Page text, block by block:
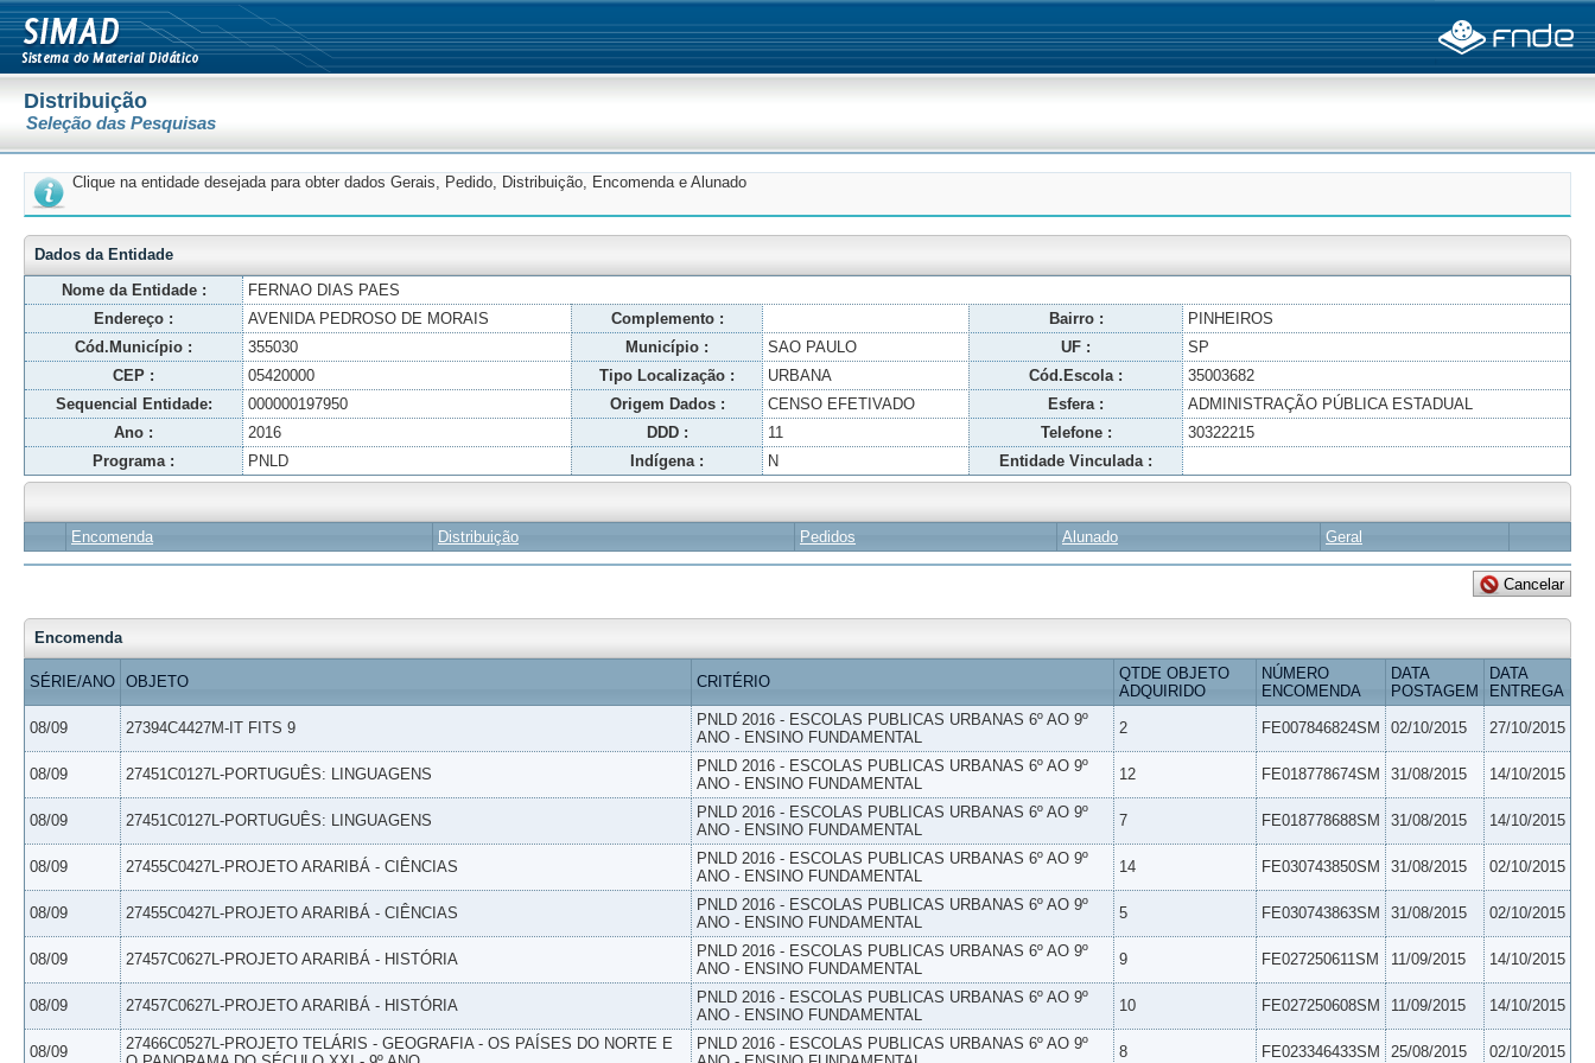
Distribuição
Seleção das Pesquisas
Clique na entidade desejada para obter dados Gerais, Pedido, Distribuição, Encomenda e Alunado
Dados da Entidade
Nome da Entidade :
FERNAO DIAS PAES
Endereço :
AVENIDA PEDROSO DE MORAIS Complemento : Bairro :
PINHEIROS
Cód.Município :
355030 Município : SAO PAULO UF :
SP
CEP :
05420000 Tipo Localização : URBANA Cód.Escola :
35003682
Sequencial Entidade:
000000197950 Origem Dados : CENSO EFETIVADO Esfera :
ADMINISTRAÇÃO PÚBLICA ESTADUAL
Ano :
2016 DDD : 11 Telefone :
30322215
Programa :
PNLD Indígena : N Entidade Vinculada :
Encomenda Distribuição Pedidos Alunado Geral
Encomenda
SÉRIE/ANO OBJETO CRITÉRIO
QTDE OBJETO
ADQUIRIDO
NÚMERO
ENCOMENDA
DATA
POSTAGEM
DATA
ENTREGA
08/09 27394C4427M-IT FITS 9
PNLD 2016 - ESCOLAS PUBLICAS URBANAS 6º AO 9º
ANO - ENSINO FUNDAMENTAL
2 FE007846824SM 02/10/2015 27/10/2015
08/09 27451C0127L-PORTUGUÊS: LINGUAGENS
PNLD 2016 - ESCOLAS PUBLICAS URBANAS 6º AO 9º
ANO - ENSINO FUNDAMENTAL
12 FE018778674SM 31/08/2015 14/10/2015
08/09 27451C0127L-PORTUGUÊS: LINGUAGENS
PNLD 2016 - ESCOLAS PUBLICAS URBANAS 6º AO 9º
ANO - ENSINO FUNDAMENTAL
7 FE018778688SM 31/08/2015 14/10/2015
08/09 27455C0427L-PROJETO ARARIBÁ - CIÊNCIAS
PNLD 2016 - ESCOLAS PUBLICAS URBANAS 6º AO 9º
ANO - ENSINO FUNDAMENTAL
14 FE030743850SM 31/08/2015 02/10/2015
08/09 27455C0427L-PROJETO ARARIBÁ - CIÊNCIAS
PNLD 2016 - ESCOLAS PUBLICAS URBANAS 6º AO 9º
ANO - ENSINO FUNDAMENTAL
5 FE030743863SM 31/08/2015 02/10/2015
08/09 27457C0627L-PROJETO ARARIBÁ - HISTÓRIA
PNLD 2016 - ESCOLAS PUBLICAS URBANAS 6º AO 9º
ANO - ENSINO FUNDAMENTAL
9 FE027250611SM 11/09/2015 14/10/2015
08/09 27457C0627L-PROJETO ARARIBÁ - HISTÓRIA
PNLD 2016 - ESCOLAS PUBLICAS URBANAS 6º AO 9º
ANO - ENSINO FUNDAMENTAL
10 FE027250608SM 11/09/2015 14/10/2015
08/09
27466C0527L-PROJETO TELÁRIS - GEOGRAFIA - OS PAÍSES DO NORTE E
PNLD 2016 - ESCOLAS PUBLICAS URBANAS 6º AO 9º
8 FE023346433SM 25/08/2015 02/10/2015